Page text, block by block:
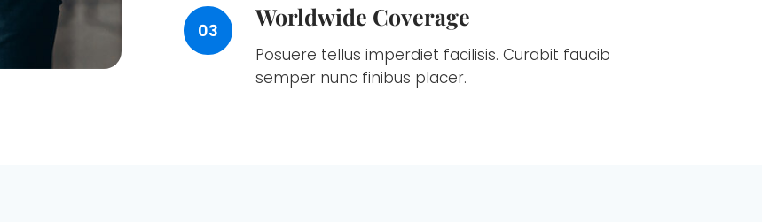
03 Worldwide Coverage
Posuere tellus imperdiet facilisis. Curabit faucib
semper nunc finibus placer.